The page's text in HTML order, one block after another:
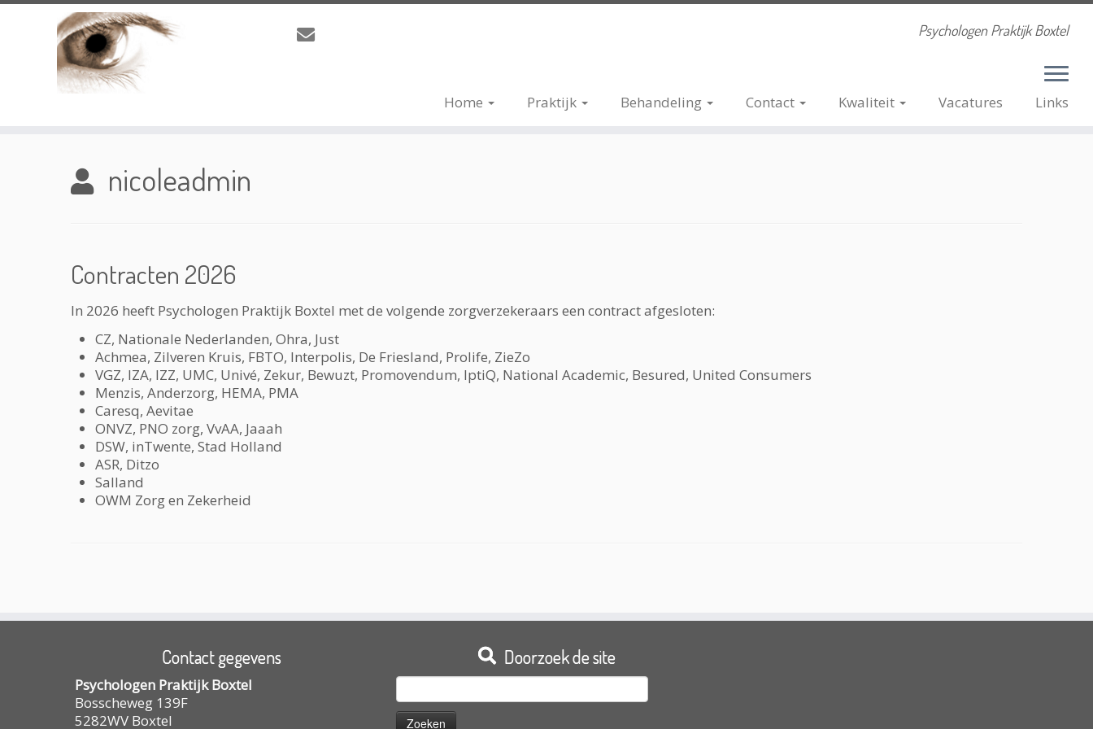
Psychologen Praktijk Boxtel
Home Praktijk Behandeling Contact Kwaliteit Vacatures Links
nicoleadmin
Contracten 2026
In 2026 heeft Psychologen Praktijk Boxtel met de volgende zorgverzekeraars een contract afgesloten:
CZ, Nationale Nederlanden, Ohra, Just
Achmea, Zilveren Kruis, FBTO, Interpolis, De Friesland, Prolife, ZieZo
VGZ, IZA, IZZ, UMC, Univé, Zekur, Bewuzt, Promovendum, IptiQ, National Academic, Besured, United Consumers
Menzis, Anderzorg, HEMA, PMA
Caresq, Aevitae
ONVZ, PNO zorg, VvAA, Jaaah
DSW, inTwente, Stad Holland
ASR, Ditzo
Salland
OWM Zorg en Zekerheid
Contact gegevens
Psychologen Praktijk Boxtel
Bosscheweg 139F
5282WV Boxtel
Doorzoek de site
Zoeken
naar: